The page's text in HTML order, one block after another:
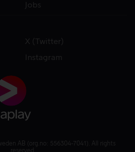
Jobs
X (Twitter)
Instagram
AB (org.no: 556304-7041). All rights
reserved.